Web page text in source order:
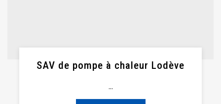
SAV de pompe à chaleur Lodève
...